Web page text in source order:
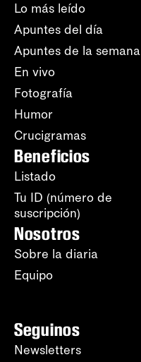
Lo más leído
Apuntes del día
Apuntes de la semana
En vivo
Fotografía
Humor
Crucigramas
Beneficios
Listado
Tu ID (número de
suscripción)
Nosotros
Sobre la diaria
Equipo
Seguinos
Newsletters